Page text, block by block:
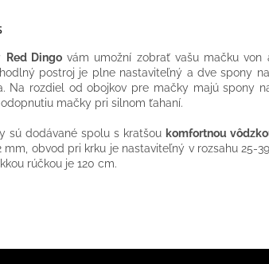
Red Dingovám umožní zobrať vašu mačku von
postroj je plne nastaviteľný a dve spony
Na rozdiel od obojkov pre mačky majú spony
mačky pri silnom ťahaní.
sú dodávané spolu s kratšou komfortnou
mm, obvod pri krku je nastaviteľný v rozsahu 25-
rúčkou je 120 cm.